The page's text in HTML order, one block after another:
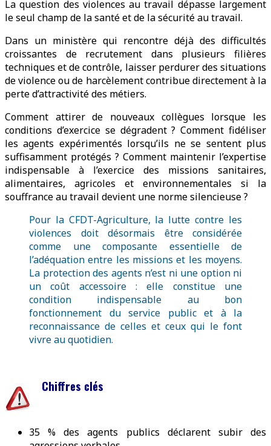
La question des violences au travail dépasse largement
le seul champ de la santé et de la sécurité au travail.
Dans un ministère qui rencontre déjà des difficultés
croissantes de recrutement dans plusieurs filières
techniques et de contrôle, laisser perdurer des situations
de violence ou de harcèlement contribue directement à la
perte d’attractivité des métiers.
Comment attirer de nouveaux collègues lorsque les
conditions d’exercice se dégradent ? Comment fidéliser
les agents expérimentés lorsqu’ils ne se sentent plus
suffisamment protégés ? Comment maintenir l’expertise
indispensable à l’exercice des missions sanitaires,
alimentaires, agricoles et environnementales si la
souffrance au travail devient une norme silencieuse ?
Pour la CFDT-Agriculture, la lutte contre les
violences doit désormais être considérée
comme une composante essentielle de
l’adéquation entre les missions et les moyens.
La protection des agents n’est ni une option ni
un coût accessoire : elle constitue une
condition indispensable au bon
fonctionnement du service public et à la
reconnaissance de celles et ceux qui le font
vivre au quotidien.
Chiffres clés
35 % des agents publics déclarent subir des